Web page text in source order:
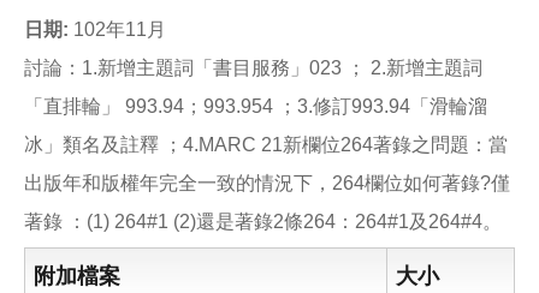
k
日期: 102年11月
討論：1.新增主題詞「書目服務」023 ； 2.新增主題詞
「直排輪」 993.94；993.954 ；3.修訂993.94「滑輪溜
冰」類名及註釋 ；4.MARC 21新欄位264著錄之問題：當
出版年和版權年完全一致的情況下，264欄位如何著錄?僅
著錄 ：(1) 264#1 (2)還是著錄2條264：264#1及264#4。
附加檔案 大小